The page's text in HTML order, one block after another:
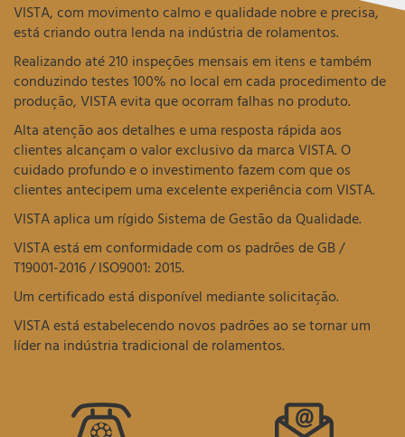
VISTA, com movimento calmo e qualidade nobre e precisa,
está criando outra lenda na indústria de rolamentos.
Realizando até 210 inspeções mensais em itens e também
conduzindo testes 100% no local em cada procedimento de
produção, VISTA evita que ocorram falhas no produto.
Alta atenção aos detalhes e uma resposta rápida aos
clientes alcançam o valor exclusivo da marca VISTA. O
cuidado profundo e o investimento fazem com que os
clientes antecipem uma excelente experiência com VISTA.
VISTA aplica um rígido Sistema de Gestão da Qualidade.
VISTA está em conformidade com os padrões de GB /
T19001-2016 / ISO9001: 2015.
Um certificado está disponível mediante solicitação.
VISTA está estabelecendo novos padrões ao se tornar um
líder na indústria tradicional de rolamentos.